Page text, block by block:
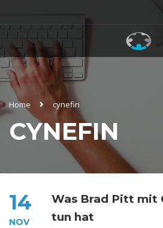
Home cynefin
CYNEFIN
14
NOV
Was Brad Pitt mit
tun hat